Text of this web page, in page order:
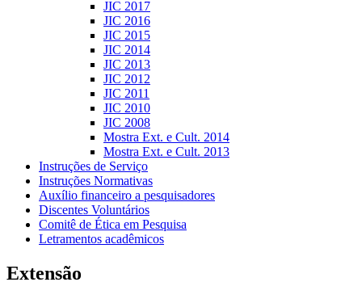
JIC 2017
JIC 2016
JIC 2015
JIC 2014
JIC 2013
JIC 2012
JIC 2011
JIC 2010
JIC 2008
Mostra Ext. e Cult. 2014
Mostra Ext. e Cult. 2013
Instruções de Serviço
Instruções Normativas
Auxílio financeiro a pesquisadores
Discentes Voluntários
Comitê de Ética em Pesquisa
Letramentos acadêmicos
Extensão